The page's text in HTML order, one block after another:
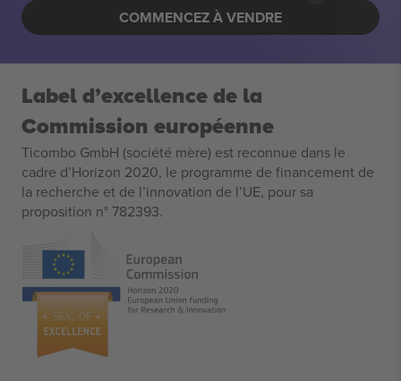
COMMENCEZ À VENDRE
Label d’excellence de la
Commission européenne
Ticombo GmbH (société mère) est reconnue dans le
cadre d’Horizon 2020, le programme de financement de
la recherche et de l’innovation de l’UE, pour sa
proposition n° 782393.